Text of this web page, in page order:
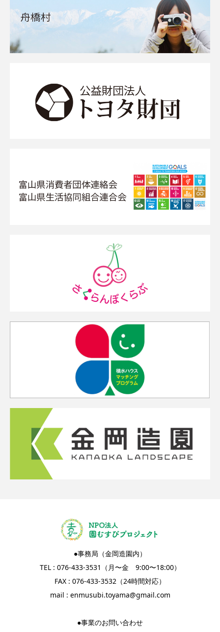
●事務局（金岡造園内）
TEL : 076-433-3531（月〜金 9:00〜18:00）
FAX : 076-433-3532（24時間対応）
mail : enmusubi.toyama@gmail.com
●事業のお問い合わせ